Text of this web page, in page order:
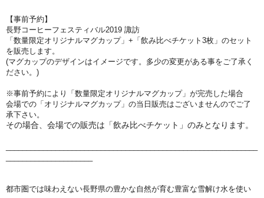
【事前予約】
長野コーヒーフェスティバル2019 諏訪
「数量限定オリジナルマグカップ」+「飲み比べチケット3枚」のセット
を販売します。
(マグカップのデザインはイメージです。多少の変更がある事をご了承く
ださい。)
※事前予約により「数量限定オリジナルマグカップ」が完売した場合
会場での「オリジナルマグカップ」の当日販売はございませんのでご了
承下さい。
その場合、会場での販売は「飲み比べチケット」のみとなります。
都市圏では味わえない長野県の豊かな自然が育む豊富な雪解け水を使い